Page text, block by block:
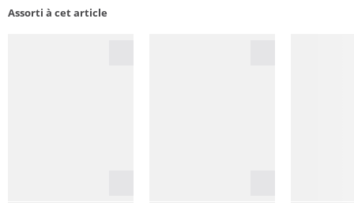
Assorti à cet article